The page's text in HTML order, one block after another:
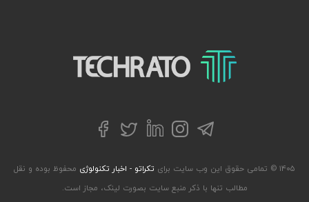
تکراتو – زندگی با تکنولوژی
تلگراماینستاگرام
لینکداینتوییترفیسبوک
۱۴۰۵ © تمامی حقوق این وب سایت برای تکراتو - اخبار تکنولوژی محفوظ بوده و نقل
مطالب تنها با ذکر منبع سایت بصورت لینک، مجاز است.